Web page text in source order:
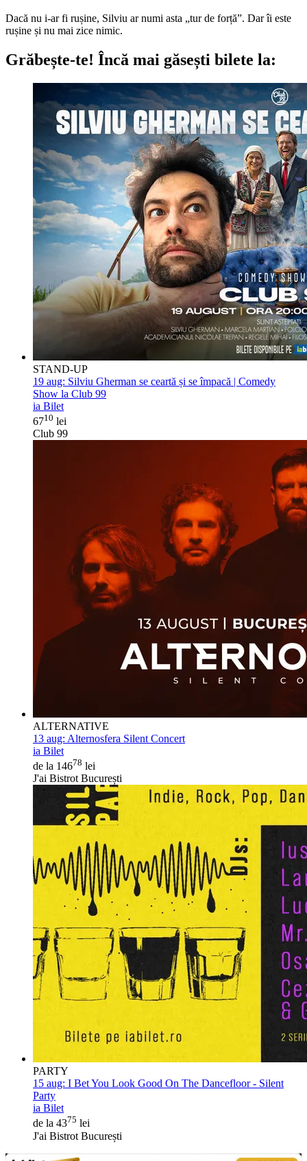
Dacă nu i-ar fi rușine, Silviu ar numi asta „tur de forță”. Dar îi este
rușine și nu mai zice nimic.
Grăbește-te! Încă mai găsești bilete la:
STAND-UP
19 aug: Silviu Gherman se ceartă și se împacă | Comedy
Show la Club 99
ia Bilet
6710 lei
Club 99
ALTERNATIVE
13 aug: Alternosfera Silent Concert
ia Bilet
de la 14678 lei
J'ai Bistrot București
PARTY
15 aug: I Bet You Look Good On The Dancefloor - Silent
Party
ia Bilet
de la 4375 lei
J'ai Bistrot București